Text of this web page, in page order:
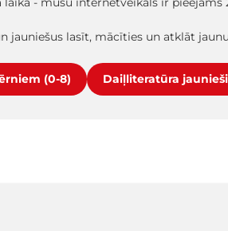
jauniešus lasīt, mācīties un atklāt
(0-8) Daiļliteratūra